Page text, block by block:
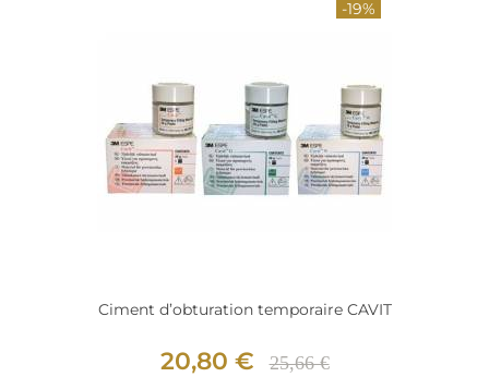
-19%
Ciment d’obturation temporaire CAVIT
20,80 € 25,66 €